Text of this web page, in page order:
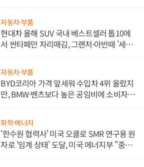
자동차·부품
현대차 올해 SUV 국내 베스트셀러 톱10에
서 싼타페만 자리매김, 그랜저·아반떼 '세단
자동차·부품
BYD코리아 가격 앞세워 수입차 4위 올랐지
만, BMW·벤츠보다 높은 공임비에 소비자
화학·에너지
'한수원 협력사' 미국 오클로 SMR 연구용 원
자로 '임계 상태' 도달, 미국 에너지부 "중요